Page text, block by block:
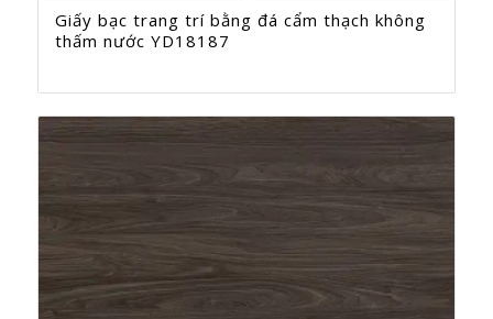
Giấy bạc trang trí bằng đá cẩm thạch không
thấm nước YD18187